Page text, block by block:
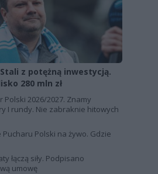
z potężną inwestycją.
280 mln zł
Polski 2026/2027. Znamy
I rundy. Nie zabraknie hitowych
Pucharu Polski na żywo. Gdzie
łączą siły. Podpisano
umowę